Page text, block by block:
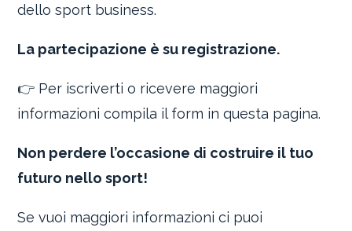
dello sport business.
La partecipazione è su registrazione.
👉 Per iscriverti o ricevere maggiori
informazioni compila il form in questa pagina.
Non perdere l’occasione di costruire il tuo
futuro nello sport!
Se vuoi maggiori informazioni ci puoi